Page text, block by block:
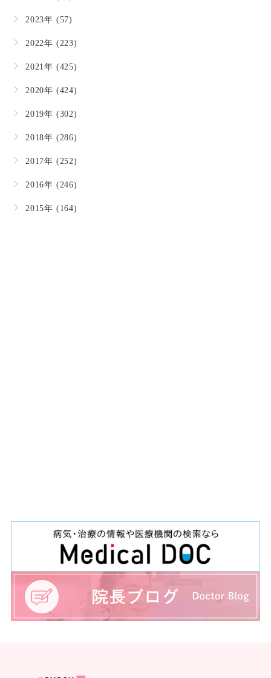
2023年 (57)
2022年 (223)
2021年 (425)
2020年 (424)
2019年 (302)
2018年 (286)
2017年 (252)
2016年 (246)
2015年 (164)